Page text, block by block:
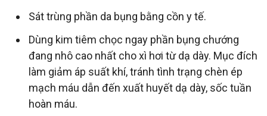
Sát trùng phần da bụng bằng cồn y tế.
Dùng kim tiêm chọc ngay phần bụng chướng
đang nhô cao nhất cho xì hơi từ dạ dày. Mục đích
làm giảm áp suất khí, tránh tình trạng chèn ép
mạch máu dẫn đến xuất huyết dạ dày, sốc tuần
hoàn máu.